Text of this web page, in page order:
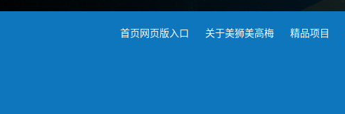
首页网页版入口 关于美狮美高梅 精品项目